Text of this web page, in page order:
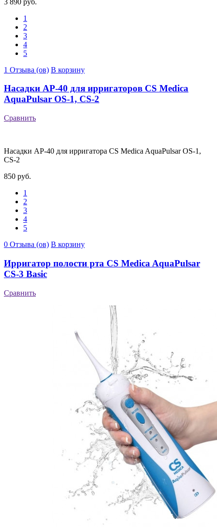
1
2
3
4
5
1 Отзыва (ов) В корзину
Насадки AP-40 для ирригаторов CS Medica
AquaPulsar OS-1, CS-2
Сравнить
Насадки AP-40 для ирригатора CS Medica AquaPulsar OS-1,
CS-2
850 руб.
1
2
3
4
5
0 Отзыва (ов) В корзину
Ирригатор полости рта CS Medica AquaPulsar
CS-3 Basic
Сравнить